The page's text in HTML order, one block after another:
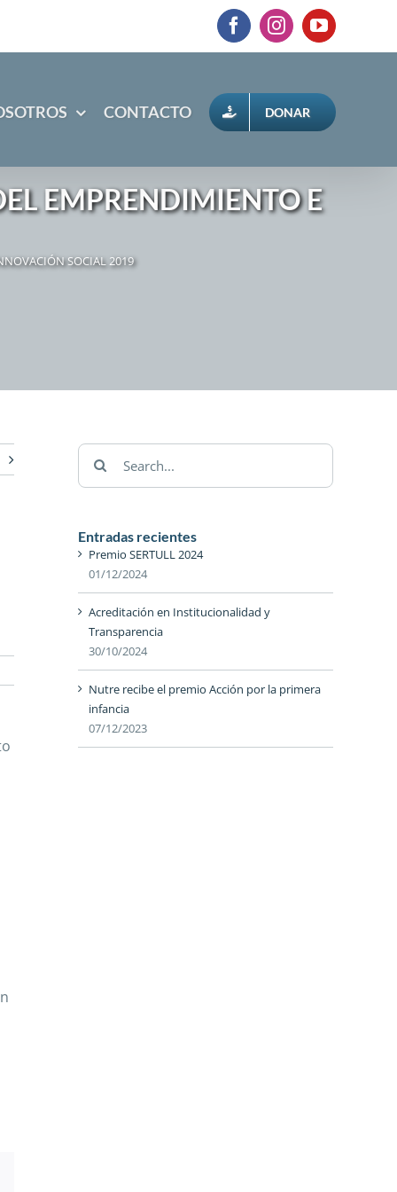
FacebookInstagramYouTube
CONTACTO DONAR
EMPRENDIMIENTO E
SOCIAL 2019
Search
for:
Entradas recientes
Premio SERTULL 2024
01/12/2024
Acreditación en Institucionalidad y
Transparencia
30/10/2024
Nutre recibe el premio Acción por la primera
infancia
07/12/2023